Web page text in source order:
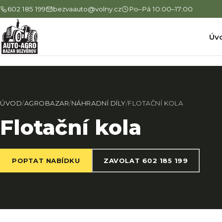
602 185 199 bezvaauto@volny.cz Po–Pá 10:00–17:00
ÚVOD/AGROBAZAR/NÁHRADNÍ DÍLY/FLOTAČNÍ KOLA
Flotační kola
POPTAT NABÍDKU ZAVOLAT 602 185 199